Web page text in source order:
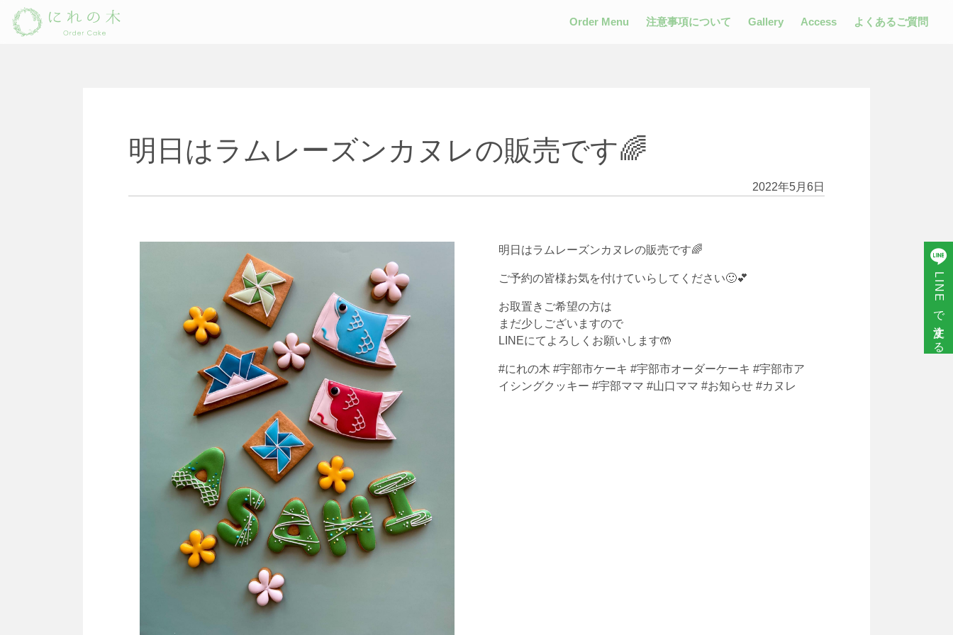
LINEで注文する
Main Navigation
Order Menu 注意事項について Gallery Access よくあるご質問
明日はラムレーズンカヌレの販売です🌈
2022年5月6日
明日はラムレーズンカヌレの販売です🌈
ご予約の皆様お気を付けていらしてください🙂💕
お取置きご希望の方は
まだ少しございますので
LINEにてよろしくお願いします🤲
#にれの木 #宇部市ケーキ #宇部市オーダーケーキ #宇部市ア
イシングクッキー #宇部ママ #山口ママ #お知らせ #カヌレ